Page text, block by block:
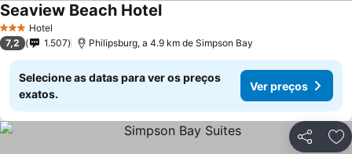
3 EstrelasHotel
Seaview Beach Hotel
7,2 1.507 Philipsburg, a 4.9 km de Simpson Bay
Selecione as datas para ver os preços
exatos.
Ver preços
Partilhar